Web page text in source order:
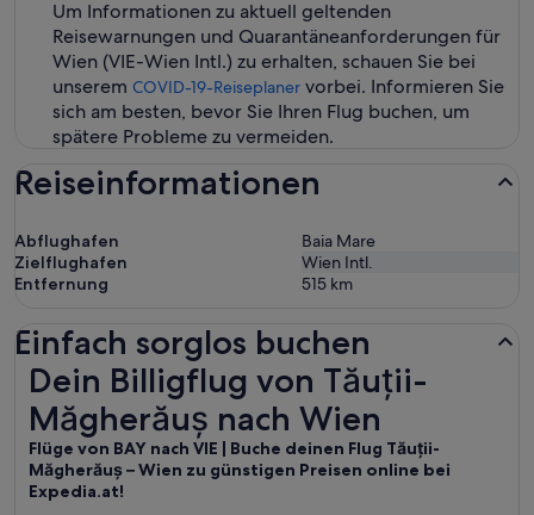
Um Informationen zu aktuell geltenden
Reisewarnungen und Quarantäneanforderungen für
Wien (VIE-Wien Intl.) zu erhalten, schauen Sie bei
unserem COVID-19-Reiseplaner vorbei. Informieren Sie
sich am besten, bevor Sie Ihren Flug buchen, um
spätere Probleme zu vermeiden.
Reiseinformationen
Abflughafen
Baia Mare
Zielflughafen
Wien Intl.
Entfernung
515 km
Einfach sorglos buchen
Dein Billigflug von Tăuții-
Măgherăuș nach Wien
Flüge von BAY nach VIE | Buche deinen Flug Tăuții-
Măgherăuș – Wien zu günstigen Preisen online bei
Expedia.at!
Dein Billigflug von Tăuții-Măgherăuș nach Wien